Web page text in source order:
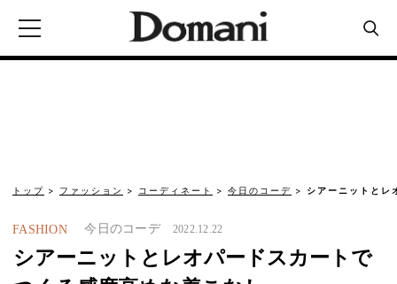
トップ ファッション コーディネート 今日のコーデ シアーニットとレ
FASHION 今日のコーデ 2022.12.22
シアーニットとレオパードスカートで